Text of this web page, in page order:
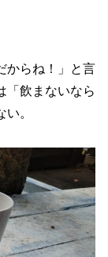
からね！」と言
「飲まないなら
。